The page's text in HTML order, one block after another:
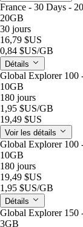
France - 30 Days -
20GB
30 jours
16,79 $US
0,84 $US/GB
Détails
Global Explorer 100
10GB
180 jours
1,95 $US/GB
19,49 $US
Voir les détails
Global Explorer 100
10GB
180 jours
19,49 $US
1,95 $US/GB
Détails
Global Explorer 150
3GB